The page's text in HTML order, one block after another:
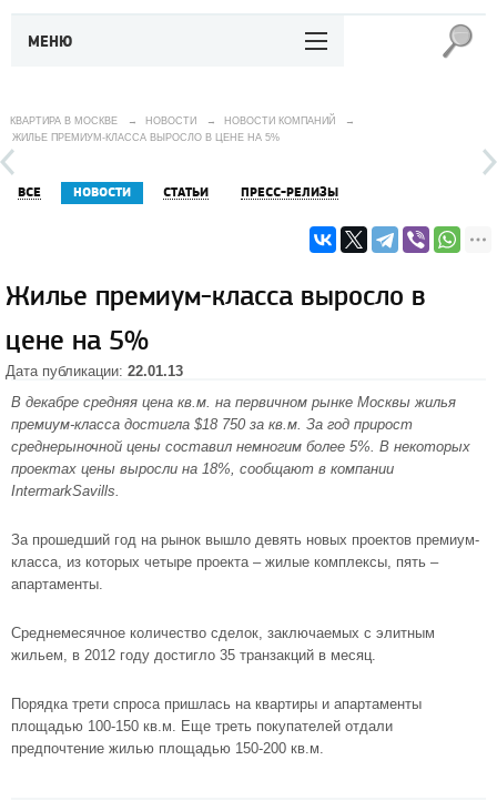
МЕНЮ
КВАРТИРА В МОСКВЕ → НОВОСТИ → НОВОСТИ КОМПАНИЙ
→
ЖИЛЬЕ ПРЕМИУМ-КЛАССА ВЫРОСЛО В ЦЕНЕ НА 5%
ВСЕ НОВОСТИ СТАТЬИ ПРЕСС-РЕЛИЗЫ
Жилье премиум-класса выросло в
цене на 5%
Дата публикации: 22.01.13
В декабре средняя цена кв.м. на первичном рынке Москвы жилья
премиум-класса достигла $18 750 за кв.м. За год прирост
среднерыночной цены составил немногим более 5%. В некоторых
проектах цены выросли на 18%, сообщают в компании
IntermarkSavills.
За прошедший год на рынок вышло девять новых проектов премиум-
класса, из которых четыре проекта – жилые комплексы, пять –
апартаменты.
Среднемесячное количество сделок, заключаемых с элитным
жильем, в 2012 году достигло 35 транзакций в месяц.
Порядка трети спроса пришлась на квартиры и апартаменты
площадью 100-150 кв.м. Еще треть покупателей отдали
предпочтение жилью площадью 150-200 кв.м.